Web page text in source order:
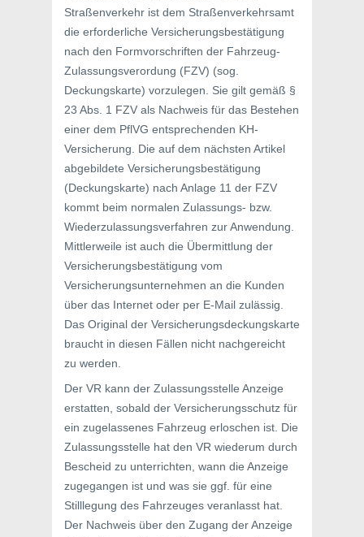
Straßenverkehr ist dem Straßenverkehrsamt
die erforderliche Versicherungsbestätigung
nach den Formvorschriften der Fahrzeug-
Zulassungsverordung (FZV) (sog.
Deckungskarte) vorzulegen. Sie gilt gemäß §
23 Abs. 1 FZV als Nachweis für das Bestehen
einer dem PflVG entsprechenden KH-
Versicherung. Die auf dem nächsten Artikel
abgebildete Versicherungsbestätigung
(Deckungskarte) nach Anlage 11 der FZV
kommt beim normalen Zulassungs- bzw.
Wiederzulassungsverfahren zur Anwendung.
Mittlerweile ist auch die Übermittlung der
Versicherungsbestätigung vom
Versicherungsunternehmen an die Kunden
über das Internet oder per E-Mail zulässig.
Das Original der Versicherungsdeckungskarte
braucht in diesen Fällen nicht nachgereicht
zu werden.
Der VR kann der Zulassungsstelle Anzeige
erstatten, sobald der Versicherungsschutz für
ein zugelassenes Fahrzeug erloschen ist. Die
Zulassungsstelle hat den VR wiederum durch
Bescheid zu unterrichten, wann die Anzeige
zugegangen ist und was sie ggf. für eine
Stilllegung des Fahrzeuges veranlasst hat.
Der Nachweis über den Zugang der Anzeige